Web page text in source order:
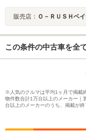
販売店： Ｏ－ＲＵＳＨベ
この条件の中古車を全
※人気のクルマは平均1ヶ月で掲載
物件数合計1万台以上のメーカー
台以上のメーカーのうち、掲載が